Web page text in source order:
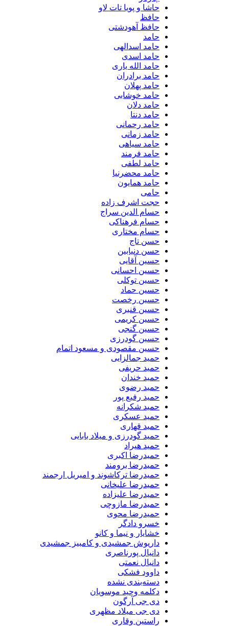
حاشا و پویا تات لاو
حافظ آهودشتی
حامد اسدالهی
حامد اسدی
حامد الله یاری
حامد برادران
حامد پهلان
حامد خوشابی
حامد دلان
حامد دنتا
حامد رحمانی
حامد زمانی
حامد سیاهی
حامد فرمند
حامد لطفی
حامد محضرنیا
حامد همایون
حجت اشرف زاده
حسام الدین سراج
حسام فرهناکی
حسام مختاری
حسن تاج
حسن دنیابین
حسین آقایی
حسین احسانی
حسین توکلی
حسین حماد
حسین رخصت
حسین قنبری
حسین کریمی
حسین گنجی
حسین گودرزی
حسین مقصودی و مسعود اتمام
حمید جمالزایی
حمید حریفی
حمید خندان
حمید رضوی
حمید رفیع پور
حمید شکرانه
حمید عسکری
حمید قهاری
حمید گودرزی و میلاد بابایی
حمید هیراد
حمیدرضا اکبری
حمیدرضا برومند
حمیدرضا ترکاشوند و امیریل ارجمند
حمیدرضا علیخانی
حمیدرضا علیزاده
حمیدرضا مازوچی
حمیدرضا محوی
خسرو دادگر
خشایار و نیما و کانو
داریوش جمشیدی و کامبیز جمشیدی
دانیال پورناصری
دانیال نعمتی
داوود فشکی
دسته‌بندی نشده
دکلمه وحید موسویان
دی جی آرگون
دی جی میلاد مظهری
راستین وقاری